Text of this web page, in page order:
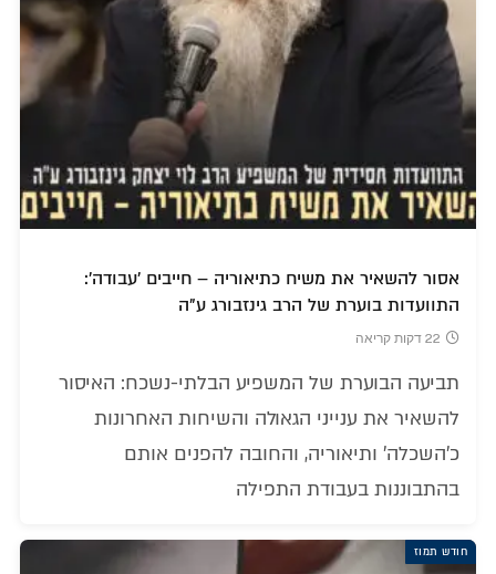
אסור להשאיר את משיח כתיאוריה – חייבים 'עבודה':
התוועדות בוערת של הרב גינזבורג ע"ה
22 דקות קריאה
תביעה הבוערת של המשפיע הבלתי-נשכח: האיסור
להשאיר את ענייני הגאולה והשיחות האחרונות
כ'השכלה' ותיאוריה, והחובה להפנים אותם
בהתבוננות בעבודת התפילה
חודש תמוז